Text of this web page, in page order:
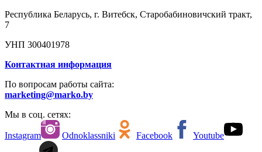
Республика Беларусь, г. Витебск, Старобабиновичский тракт,
7
УНП 300401978
Контактная информация
По вопросам работы сайта:
marketing@marko.by
Мы в соц. сетях:
Instagram Odnoklassniki Facebook Youtube